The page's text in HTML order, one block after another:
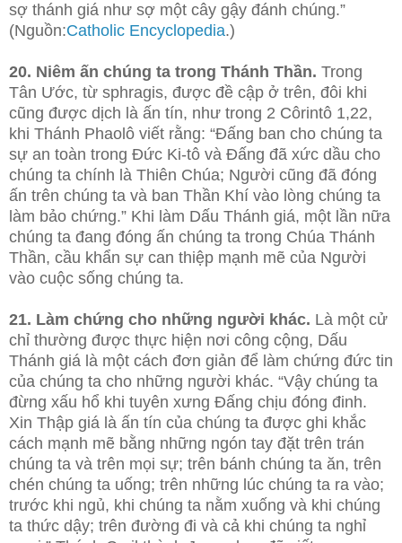
sợ thánh giá như sợ một cây gậy đánh chúng.”
(Nguồn:Catholic Encyclopedia.)
20. Niêm ấn chúng ta trong Thánh Thần. Trong
Tân Ước, từ sphragis, được đề cập ở trên, đôi khi
cũng được dịch là ấn tín, như trong 2 Côrintô 1,22,
khi Thánh Phaolô viết rằng: “Đấng ban cho chúng ta
sự an toàn trong Đức Ki-tô và Đấng đã xức dầu cho
chúng ta chính là Thiên Chúa; Người cũng đã đóng
ấn trên chúng ta và ban Thần Khí vào lòng chúng ta
làm bảo chứng.” Khi làm Dấu Thánh giá, một lần nữa
chúng ta đang đóng ấn chúng ta trong Chúa Thánh
Thần, cầu khẩn sự can thiệp mạnh mẽ của Người
vào cuộc sống chúng ta.
21. Làm chứng cho những người khác. Là một cử
chỉ thường được thực hiện nơi công cộng, Dấu
Thánh giá là một cách đơn giản để làm chứng đức tin
của chúng ta cho những người khác. “Vậy chúng ta
đừng xấu hổ khi tuyên xưng Đấng chịu đóng đinh.
Xin Thập giá là ấn tín của chúng ta được ghi khắc
cách mạnh mẽ bằng những ngón tay đặt trên trán
chúng ta và trên mọi sự; trên bánh chúng ta ăn, trên
chén chúng ta uống; trên những lúc chúng ta ra vào;
trước khi ngủ, khi chúng ta nằm xuống và khi chúng
ta thức dậy; trên đường đi và cả khi chúng ta nghỉ